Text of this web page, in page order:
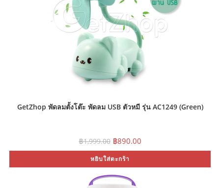
GetZhop พัดลมตั้งโต๊ะ พัดลม USB ตัวหมี รุ่น AC1249 (Green)
฿1,999.00 Original
price
was:
฿1,999.00.
฿890.00Current
price
is:
หยิบใส่ตะกร้า